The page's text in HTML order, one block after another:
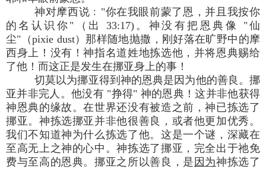
神对摩西说﹕"你在我眼前蒙了恩，并且我按你
的名认识你"（出 33:17)。神没有把恩典像 "仙
尘"（pixie dust）那样随地抛撒，刚好落在旷野中的摩
西身上！没有！神指名道姓地拣选他，并将恩典赐给
了他！而这正是发生在挪亚身上的事！
切莫以为挪亚得到神的恩典是因为他的善良。挪
亚并非完人。他没有 "挣得" 神的恩典！这并非他获得
神恩典的缘故。在世界还没有被造之前，神已拣选了
挪亚。神拣选挪亚并非他很善良，或者他更加优秀。
我们不知道神为什么拣选了他。这是一个谜，深藏在
至高无上之神的心中。神拣选了挪亚，完全出于祂免
费与至高的恩典。挪亚之所以善良，是 因为神拣选了